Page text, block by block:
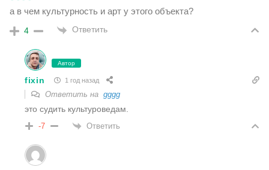
а в чем культурность и арт у этого объекта?
4 Ответить
Автор
fixin 1 год назад
Ответить на gggg
это судить культуроведам.
-7 Ответить